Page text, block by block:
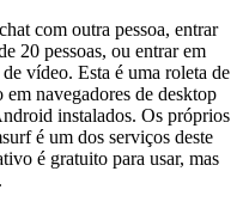
com outra pessoa, entrar
20 pessoas, ou entrar em
vídeo. Esta é uma roleta de
navegadores de desktop
instalados. Os próprios
é um dos serviços deste
é gratuito para usar, mas